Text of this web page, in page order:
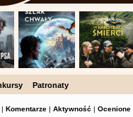
Patronaty
| Komentarze | Aktywność | Ocenione